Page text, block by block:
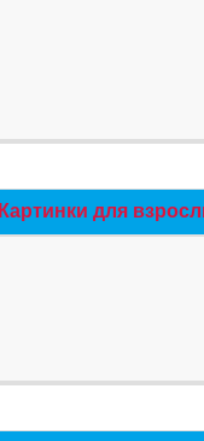
Картинки для